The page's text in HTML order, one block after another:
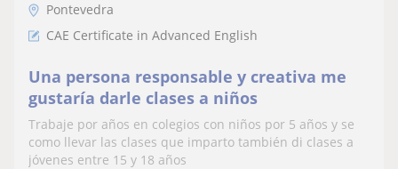
Pontevedra
CAE Certificate in Advanced English
Una persona responsable y creativa me
gustaría darle clases a niños
Trabaje por años en colegios con niños por 5 años y se
como llevar las clases que imparto también di clases a
jóvenes entre 15 y 18 años